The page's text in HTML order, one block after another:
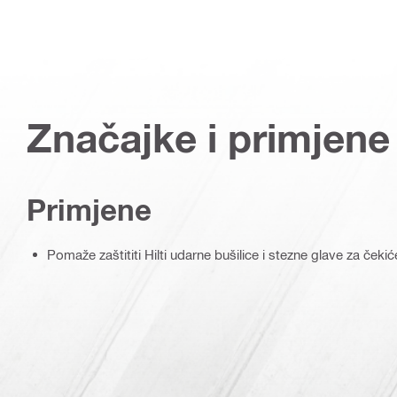
Značajke i primjene
Primjene
Pomaže zaštititi Hilti udarne bušilice i stezne glave za